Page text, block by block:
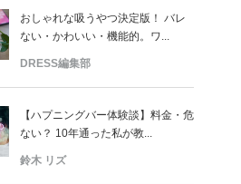
おしゃれな吸うやつ決定版！ バレ
ない・かわいい・機能的。ワ...
DRESS編集部
【ハプニングバー体験談】料金・危
ない？ 10年通った私が教...
鈴木 リズ